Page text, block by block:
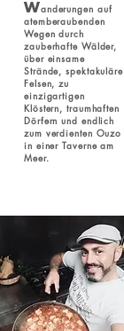
Wanderungen auf
atemberaubenden
Wegen durch
zauberhafte Wälder,
über einsame
Strände, spektakuläre
Felsen, zu
einzigartigen
Klöstern, traumhaften
Dörfern und endlich
zum verdienten Ouzo
in einer Taverne am
Meer.